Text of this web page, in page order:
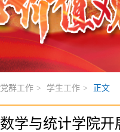
党群工作 > 学生工作 > 正文
数学与统计学院开